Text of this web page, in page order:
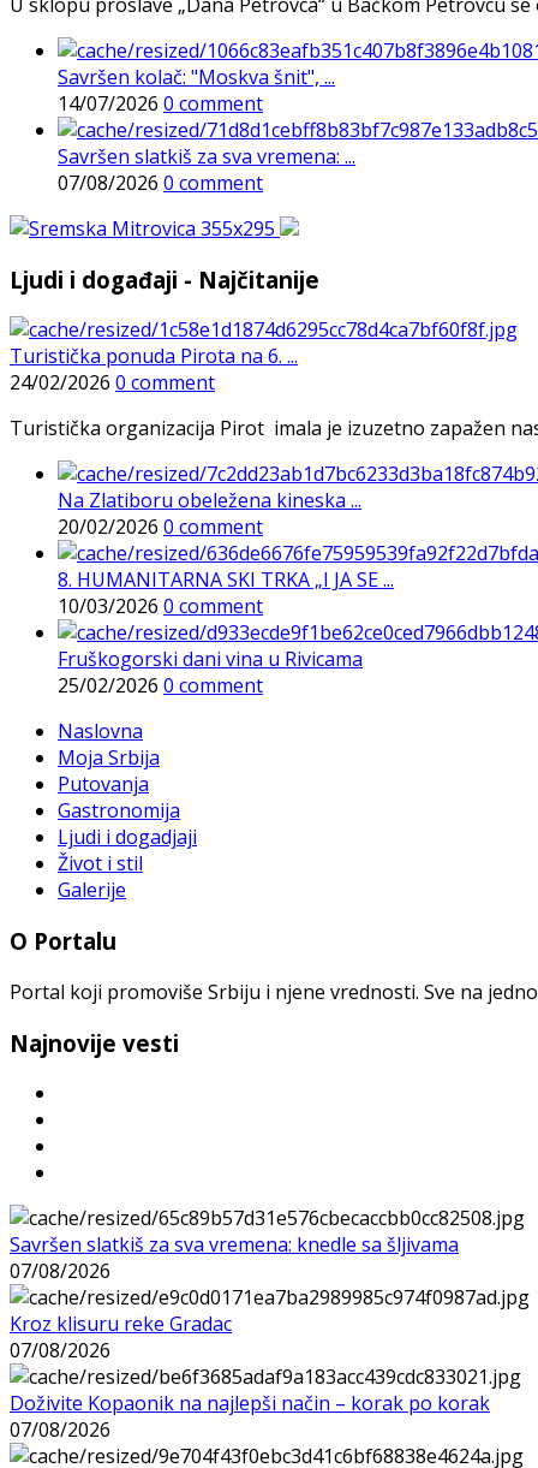
Savršen kolač: "Moskva šnit", ...
14/07/2026 0 comment
Savršen slatkiš za sva vremena: ...
07/08/2026 0 comment
Ljudi i događaji - Najčitanije
Turistička ponuda Pirota na 6. ...
24/02/2026 0 comment
Turistička organizacija Pirot imala je izuzetno zapažen
Na Zlatiboru obeležena kineska ...
20/02/2026 0 comment
8. HUMANITARNA SKI TRKA „I JA SE ...
10/03/2026 0 comment
Fruškogorski dani vina u Rivicama
25/02/2026 0 comment
Naslovna
Moja Srbija
Putovanja
Gastronomija
Ljudi i dogadjaji
Život i stil
Galerije
O Portalu
Portal koji promoviše Srbiju i njene vrednosti. Sve na
Najnovije vesti
Savršen slatkiš za sva vremena: knedle sa šljivama
07/08/2026
Kroz klisuru reke Gradac
07/08/2026
Doživite Kopaonik na najlepši način – korak po korak
07/08/2026